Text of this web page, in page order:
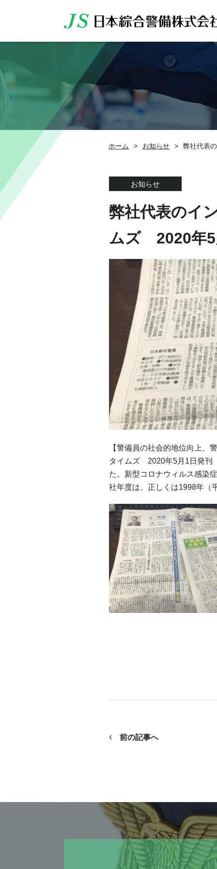
ホーム > お知らせ > 弊社代表
お知らせ
弊社代表のイ
ムズ 2020年5
【警備員の社会的地位向上、
タイムズ 2020年5月1日発刊
た。新型コロナウィルス感染
社年度は、正しくは1998年（
前の記事へ